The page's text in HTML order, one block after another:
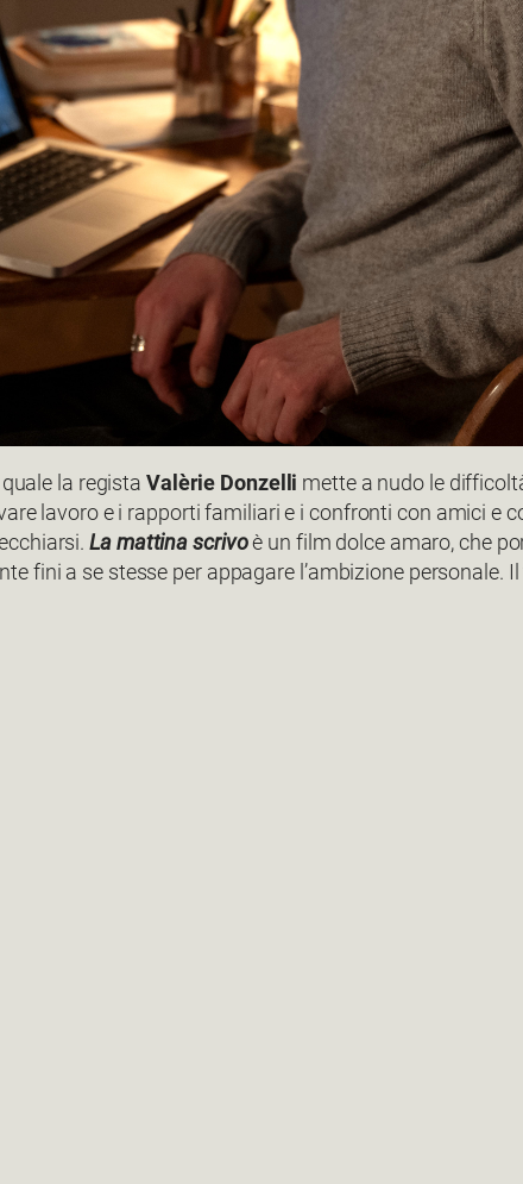
la regista Valèrie Donzelli mette a nudo le
lavoro e i rapporti familiari e i confronti con amici e
La mattina scrivoè un film dolce amaro, che
fini a se stesse per appagare l’ambizione personale.